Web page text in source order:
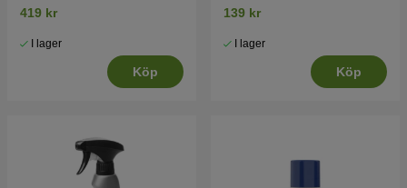
419 kr
I lager
Köp
139 kr
I lager
Köp